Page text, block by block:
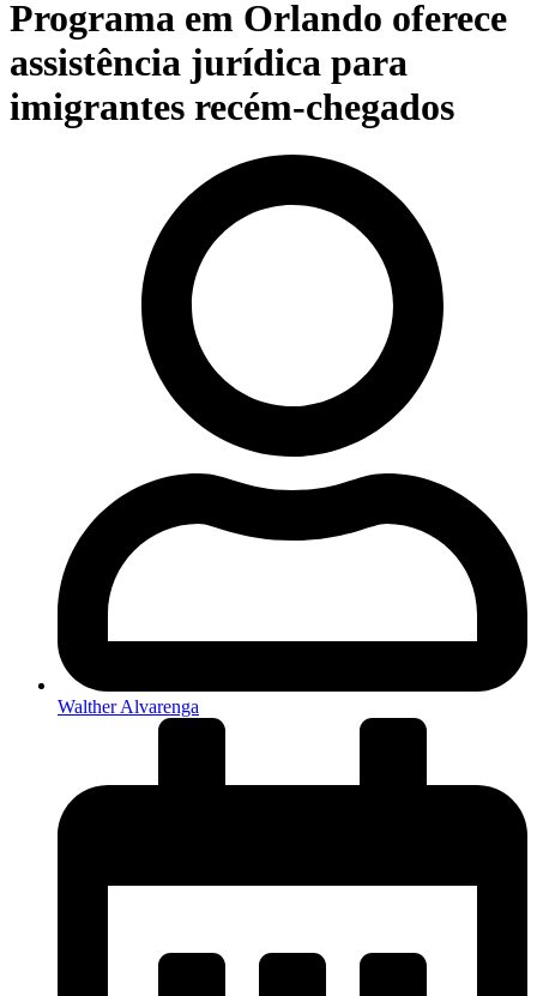
Programa em Orlando oferece
assistência jurídica para
imigrantes recém-chegados
Walther Alvarenga